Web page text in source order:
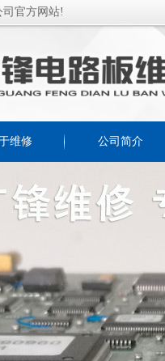
官方网站!
维修 公司简介
专栏 联系我们